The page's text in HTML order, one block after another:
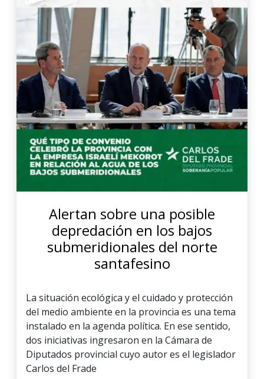
Alertan sobre una posible
depredación en los bajos
submeridionales del norte
santafesino
La situación ecológica y el cuidado y protección
del medio ambiente en la provincia es una tema
instalado en la agenda política. En ese sentido,
dos iniciativas ingresaron en la Cámara de
Diputados provincial cuyo autor es el legislador
Carlos del Frade